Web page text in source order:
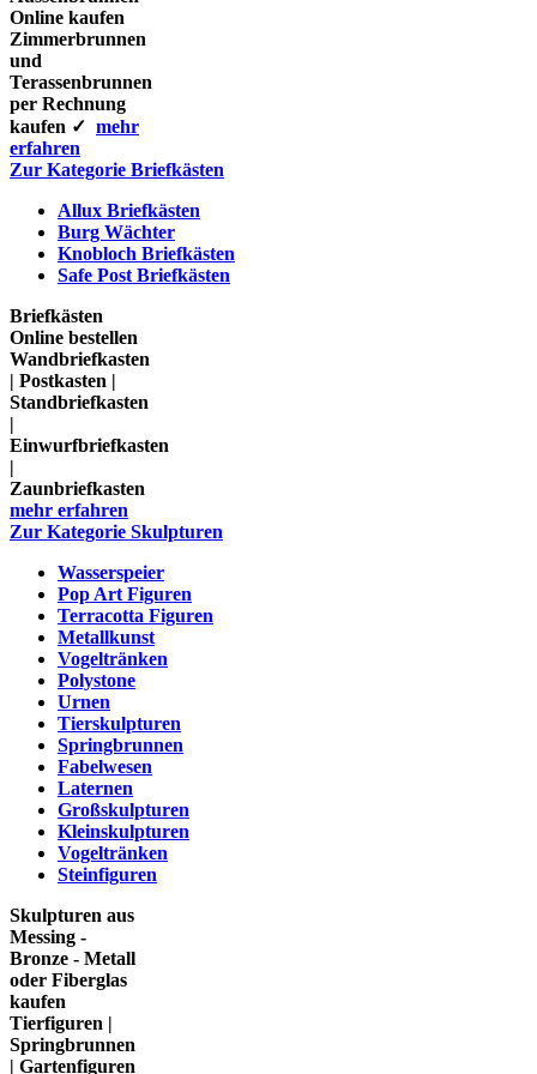
Online kaufen
Zimmerbrunnen
und
Terassenbrunnen
per Rechnung
kaufen ✓ mehr
erfahren
Zur Kategorie Briefkästen
Allux Briefkästen
Burg Wächter
Knobloch Briefkästen
Safe Post Briefkästen
Briefkästen
Online bestellen
Wandbriefkasten
| Postkasten |
Standbriefkasten
|
Einwurfbriefkasten
|
Zaunbriefkasten
mehr erfahren
Zur Kategorie Skulpturen
Wasserspeier
Pop Art Figuren
Terracotta Figuren
Metallkunst
Vogeltränken
Polystone
Urnen
Tierskulpturen
Springbrunnen
Fabelwesen
Laternen
Großskulpturen
Kleinskulpturen
Vogeltränken
Steinfiguren
Skulpturen aus
Messing -
Bronze - Metall
oder Fiberglas
kaufen
Tierfiguren |
Springbrunnen
| Gartenfiguren